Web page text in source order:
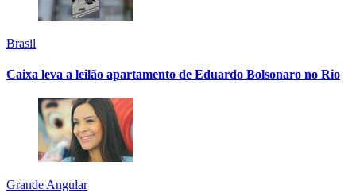
Brasil
Caixa leva a leilão apartamento de Eduardo Bolsonaro no Rio
Grande Angular